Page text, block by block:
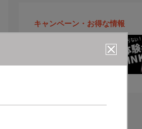
キャンペーン・お得な情報